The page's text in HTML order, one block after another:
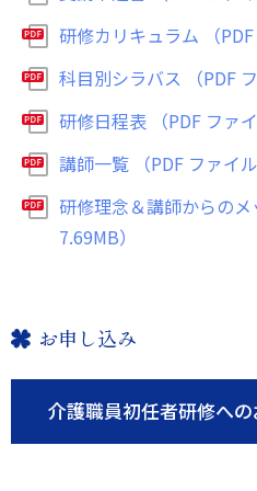
研修カリキュラム （PDF
科目別シラバス （PDF
研修日程表 （PDF ファ
講師一覧 （PDF ファイル
研修理念＆講師からの
7.69MB）
お申し込み
介護職員初任者研修へ